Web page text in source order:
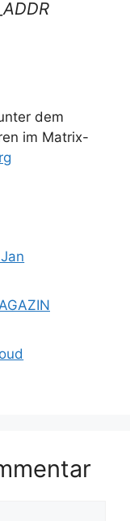
dem
im Matrix-